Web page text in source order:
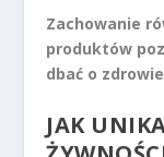
Zachowanie
produktów
dbać o
JAK